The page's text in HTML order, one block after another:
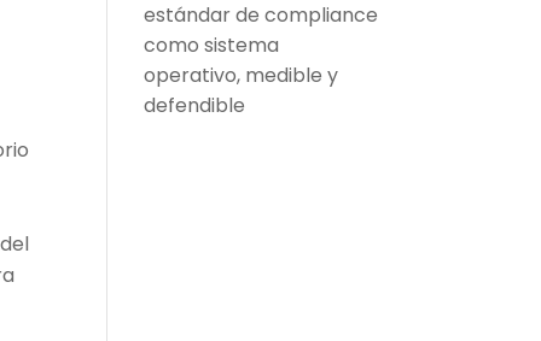
estándar de compliance
como sistema
operativo, medible y
defendible